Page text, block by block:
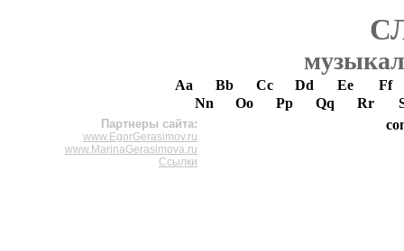
Aa Bb Cc Dd Ee
Ff
Nn
Oo Pp Qq Rr
Партнеры сайта:
www.EgorGerasimov.ru
www.MarinaGerasimova.ru
Ссылки